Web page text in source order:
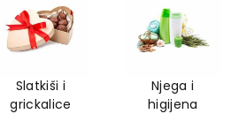
Slatkiši i
grickalice
Njega i
higijena